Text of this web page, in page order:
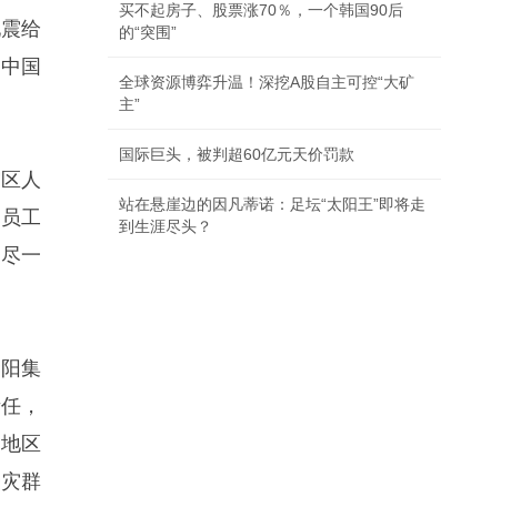
给
国
人
工
一
集
，
区
群
买不起房子、股票涨70％，一个韩国90后
的“突围”
全球资源博弈升温！深挖A股自主可控“大矿
主”
国际巨头，被判超60亿元天价罚款
站在悬崖边的因凡蒂诺：足坛“太阳王”即将走
到生涯尽头？